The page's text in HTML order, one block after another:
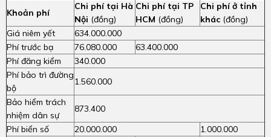
Khoản phí
Chi phí tại Hà
Nội (đồng)
Chi phí tại TP
HCM (đồng)
Chi phí ở tỉnh
khác (đồng)
Giá niêm yết
634.000.000
Phí trước bạ
76.080.000
63.400.000
Phí đăng kiểm
340.000
Phí bảo trì đường
bộ
1.560.000
Bảo hiểm trách
nhiệm dân sự
873.400
Phí biển số
20.000.000
1.000.000